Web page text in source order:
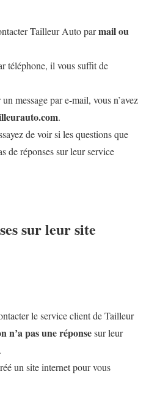
Tailleur Auto parmail ou
téléphone, il vous suffit de
message par e-mail, vous n’avez
.
de voir si les questions que
de réponses sur leur service
sur leur site
le service client de Tailleur
n’a pas une réponsesur leur
.
un site internet pour vous